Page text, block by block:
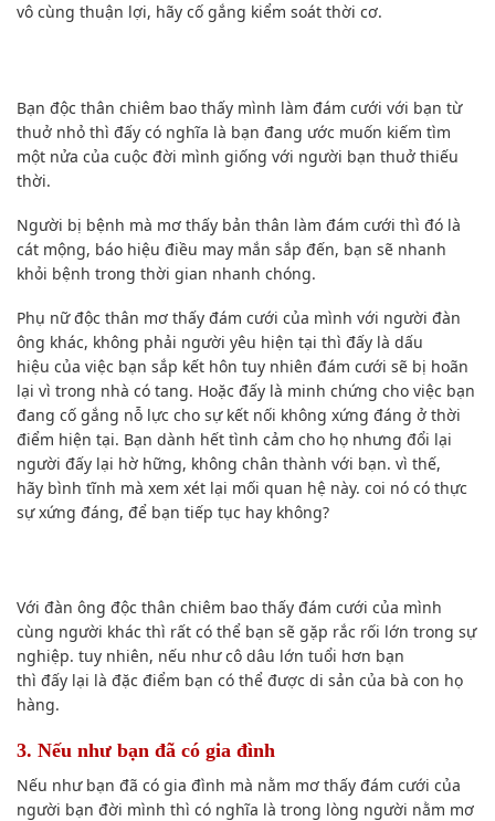
vô cùng thuận lợi, hãy cố gắng kiểm soát thời cơ.
Bạn độc thân chiêm bao thấy mình làm đám cưới với bạn từ
thuở nhỏ thì đấy có nghĩa là bạn đang ước muốn kiếm tìm
một nửa của cuộc đời mình giống với người bạn thuở thiếu
thời.
Người bị bệnh mà mơ thấy bản thân làm đám cưới thì đó là
cát mộng, báo hiệu điều may mắn sắp đến, bạn sẽ nhanh
khỏi bệnh trong thời gian nhanh chóng.
Phụ nữđộc thân mơ thấy đám cưới của mình với người đàn
ông khác, không phải người yêu hiện tại thì đấy là dấu
hiệu của việc bạn sắp kết hôn tuy nhiên đám cưới sẽ bị hoãn
lại vì trong nhà có tang. Hoặc đấy là minh chứng cho việc bạn
đang cố gắng nỗ lực cho sự kết nối không xứng đáng ở thời
điểm hiện tại. Bạn dành hết tình cảm cho họ nhưng đổi lại
người đấy lại hờ hững, không chân thành với bạn. vì thế,
hãy bình tĩnh mà xem xét lại mối quan hệ này. coi nó có thực
sự xứng đáng, để bạn tiếp tục hay không?
Với đàn ông độc thân chiêm bao thấy đám cưới của mình
cùng người khác thì rất có thể bạn sẽ gặp rắc rối lớn trong sự
nghiệp. tuy nhiên, nếu nhưcô dâu lớn tuổi hơn bạn
thì đấy lại là đặc điểm bạn có thể được di sản của bà con họ
hàng.
3. Nếu như bạn đã có gia đình
Nếu như bạn đã có gia đình mà nằm mơ thấy đám cưới của
người bạn đời mình thì có nghĩa là trong lòng người nằm mơ